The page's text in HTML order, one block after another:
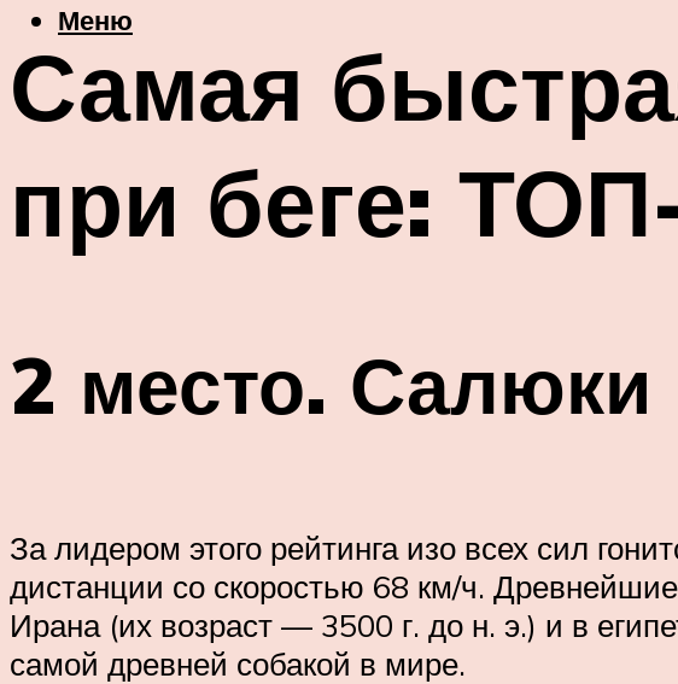
Меню
Самая
при беге:
2 место. Салюки
За лидером этого рейтинга изо всех сил
дистанции со скоростью 68 км/ч.
Ирана (их возраст — 3500 г. до н. э.) и в
самой древней собакой в мире.